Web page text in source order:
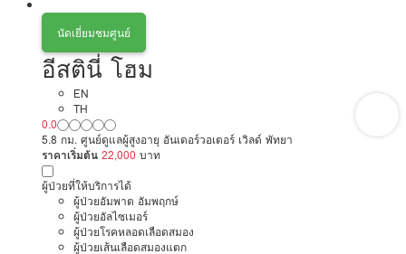
นัดเยี่ยมชมศูนย์
อีสตินี่ โฮม
EN
TH
0.0
5.8 กม. ศูนย์ดูแลผู้สูงอายุ อันเดอร์วอเตอร์ เวิลด์ พัทยา
ราคาเริ่มต้น 22,000 บาท
ผู้ป่วยที่ให้บริการได้
ผู้ป่วยอัมพาต อัมพฤกษ์
ผู้ป่วยอัลไซเมอร์
ผู้ป่วยโรคหลอดเลือดสมอง
ผู้ป่วยเส้นเลือดสมองแตก